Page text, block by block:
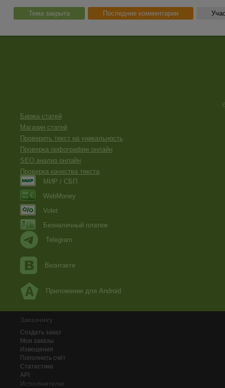
Тема закрыта Последние комментарии
Биржа статей
Магазин статей
Проверить текст на уникальность
Проверка орфографии онлайн
SEO анализ онлайн
Проверка качества текста
МИР / СБП
WebMoney
Volet
Безналичный платеж
Telegram
Вконтакте
Приложение для Android
Заказчику
Создать заказ
Мои заказы
Извещения
Пополнить счёт
Статистика
API
Исполнителю